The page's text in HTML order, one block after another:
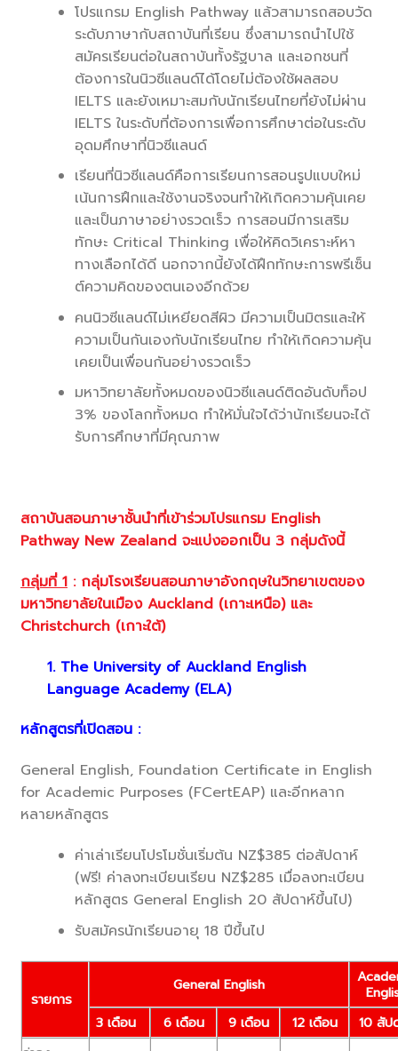
โปรแกรม English Pathway แล้วสามารถสอบวัด
ระดับภาษากับสถาบันที่เรียน ซึ่งสามารถนำไปใช้
สมัครเรียนต่อในสถาบันทั้งรัฐบาล และเอกชนที่
ต้องการในนิวซีแลนด์ได้โดยไม่ต้องใช้ผลสอบ
IELTS และยังเหมาะสมกับนักเรียนไทยที่ยังไม่ผ่าน
IELTS ในระดับที่ต้องการเพื่อการศึกษาต่อในระดับ
อุดมศึกษาที่นิวซีแลนด์
เรียนที่นิวซีแลนด์คือการเรียนการสอนรูปแบบใหม่
เน้นการฝึกและใช้งานจริงจนทำให้เกิดความคุ้นเคย
และเป็นภาษาอย่างรวดเร็ว การสอนมีการเสริม
ทักษะ Critical Thinking เพื่อให้คิดวิเคราะห์หา
ทางเลือกได้ดี นอกจากนี้ยังได้ฝึกทักษะการพรีเซ็น
ต์ความคิดของตนเองอีกด้วย
คนนิวซีแลนด์ไม่เหยียดสีผิว มีความเป็นมิตรและให้
ความเป็นกันเองกับนักเรียนไทย ทำให้เกิดความคุ้น
เคยเป็นเพื่อนกันอย่างรวดเร็ว
มหาวิทยาลัยทั้งหมดของนิวซีแลนด์ติดอันดับท็อป
3% ของโลกทั้งหมด ทำให้มั่นใจได้ว่านักเรียนจะได้
รับการศึกษาที่มีคุณภาพ
สถาบันสอนภาษาชั้นนำที่เข้าร่วมโปรแกรม English
Pathway New Zealand จะแบ่งออกเป็น 3 กลุ่มดังนี้
กลุ่มที่ 1 : กลุ่มโรงเรียนสอนภาษาอังกฤษในวิทยาเขตของ
มหาวิทยาลัยในเมือง Auckland (เกาะเหนือ) และ
Christchurch (เกาะใต้)
1. The University of Auckland English
Language Academy (ELA)
หลักสูตรที่เปิดสอน :
General English, Foundation Certificate in English
for Academic Purposes (FCertEAP) และอีกหลาก
หลายหลักสูตร
ค่าเล่าเรียนโปรโมชั่นเริ่มต้น NZ$385 ต่อสัปดาห์
(ฟรี! ค่าลงทะเบียนเรียน NZ$285 เมื่อลงทะเบียน
หลักสูตร General English 20 สัปดาห์ขึ้นไป)
รับสมัครนักเรียนอายุ 18 ปีขึ้นไป
รายการ
General English
3 เดือน
6 เดือน 9 เดือน 12 เดือน
10 สัป